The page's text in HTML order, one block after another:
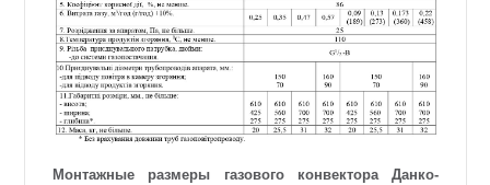
Монтажные размеры газового конвектора Данко-